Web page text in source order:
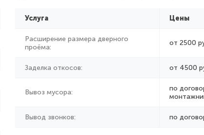
Услуга Цены
Расширение размера дверного
проёма:
от 2500
Заделка откосов: от 4500
Вывоз мусора:
по
Вывод звонков: по